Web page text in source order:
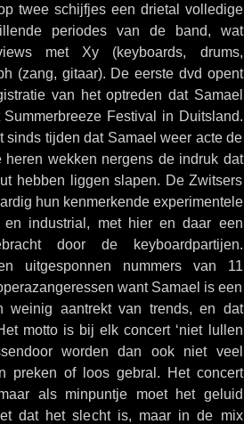
twee schijfjes een drietal volledige
periodes van de band, wat
met Xy (keyboards, drums,
(zang, gitaar). De eerste dvd opent
van het optreden dat Samael
Festival in Duitsland.
sinds tijden dat Samael weer acte de
heren wekken nergens de indruk dat
hebben liggen slapen. De Zwitsers
hun kenmerkende experimentele
en industrial, met hier en daar een
door de keyboardpartijen.
uitgesponnen nummers van 11
want Samael is een
weinig aantrekt van trends, en dat
motto is bij elk concert ‘niet lullen
worden dan ook niet veel
preken of loos gebral. Het concert
als minpuntje moet het geluid
dat het slecht is, maar in de mix